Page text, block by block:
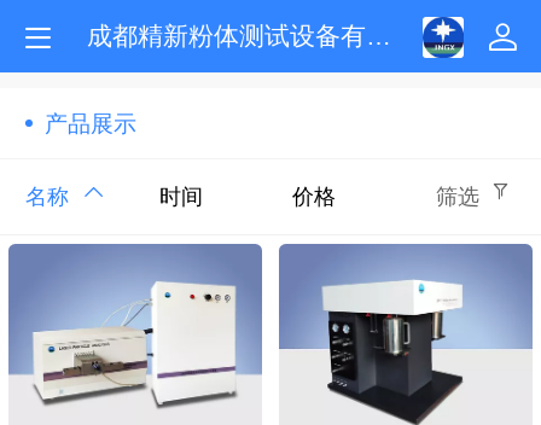
成都精新粉体测试设备有限公司
产品展示
名称 时间 价格 筛选